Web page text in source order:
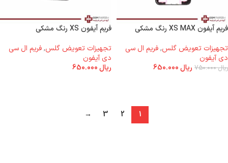
فریم آیفون XS MAX رنگ مشکی
تجهیزات تعویض گلس,فریم ال سی
دی آیفون
ریال750.000 ریال
فریم آیفون XS رنگ مشکی
تجهیزات تعویض گلس,فریم ال سی
دی آیفون
ریال
1
2
3
→